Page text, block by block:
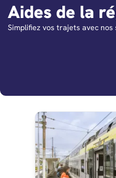
Aides de la
Simplifiez vos trajets avec